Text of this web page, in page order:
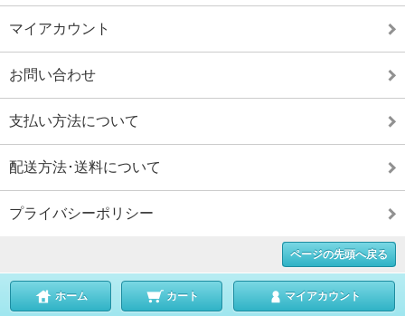
マイアカウント
お問い合わせ
支払い方法について
配送方法･送料について
プライバシーポリシー
ページの先頭へ戻る
ホーム カート マイアカウント